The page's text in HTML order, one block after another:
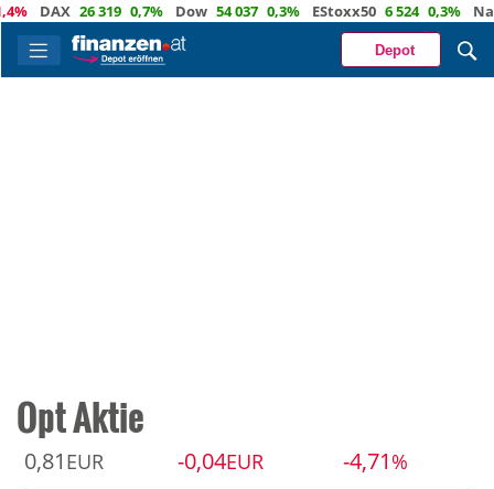
DAX 26 319 0,7% Dow 54 037 0,3% EStoxx50 6 524 0,3%
Depot
Opt Aktie
0,81 EUR -0,04EUR -4,71 %